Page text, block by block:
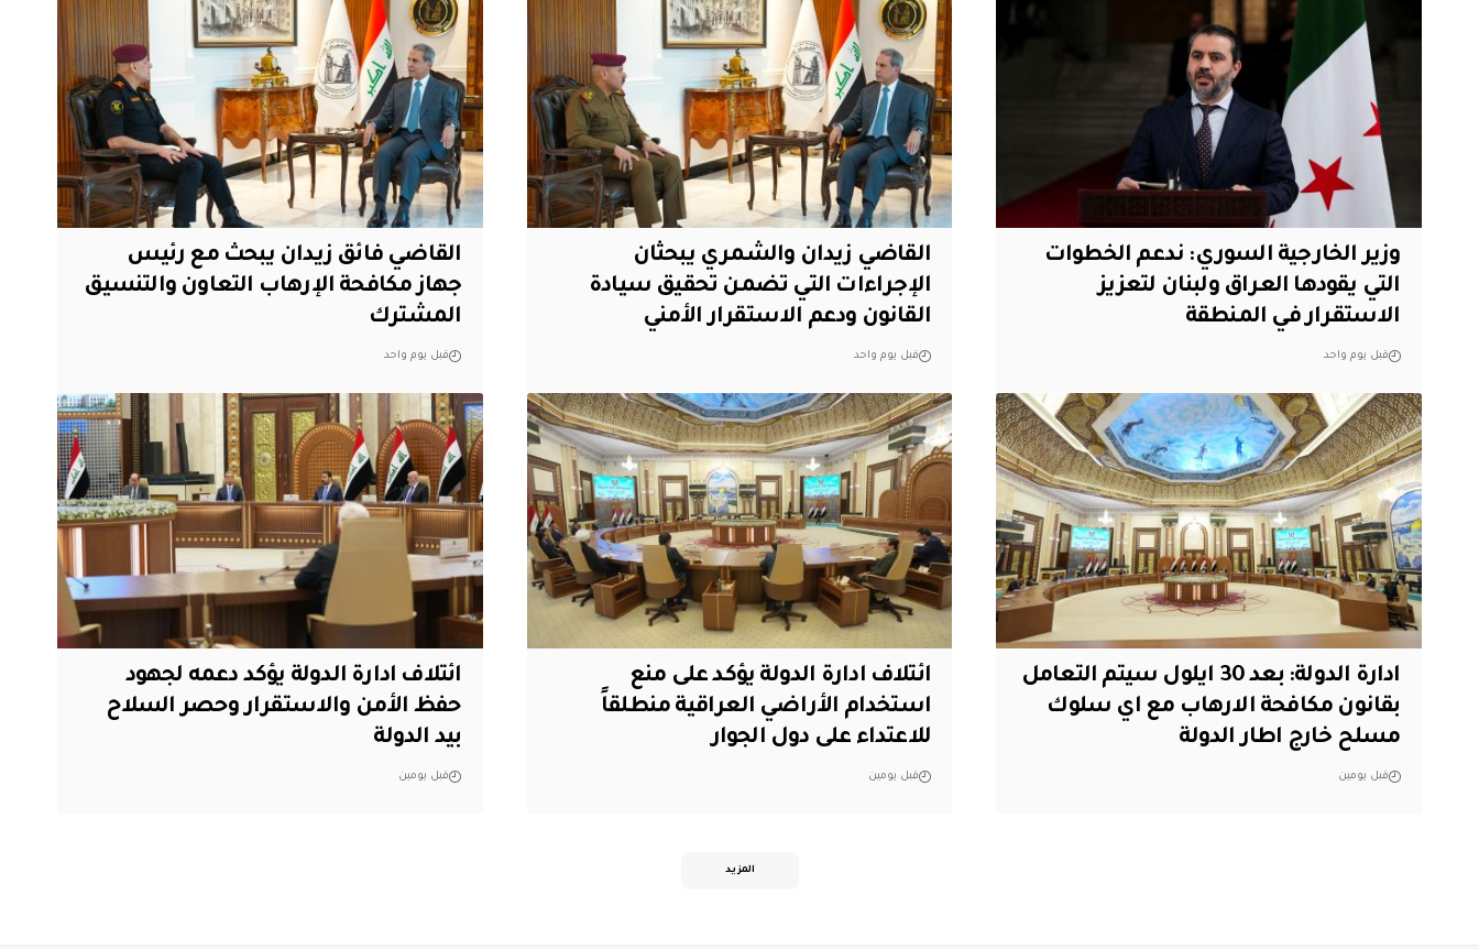
وزير الخارجية السوري: ندعم الخطوات
التي يقودها العراق ولبنان لتعزيز
الاستقرار في المنطقة
قبل يوم واحد
القاضي زيدان والشمري يبحثان
الإجراءات التي تضمن تحقيق سيادة
القانون ودعم الاستقرار الأمني
قبل يوم واحد
القاضي فائق زيدان يبحث مع رئيس
جهاز مكافحة الإرهاب التعاون والتنسيق
المشترك
قبل يوم واحد
ادارة الدولة: بعد 30 ايلول سيتم التعامل
بقانون مكافحة الارهاب مع اي سلوك
مسلح خارج اطار الدولة
قبل يومين
ائتلاف ادارة الدولة يؤكد على منع
استخدام الأراضي العراقية منطلقاً
للاعتداء على دول الجوار
قبل يومين
ائتلاف ادارة الدولة يؤكد دعمه لجهود
حفظ الأمن والاستقرار وحصر السلاح
بيد الدولة
قبل يومين
المزيد